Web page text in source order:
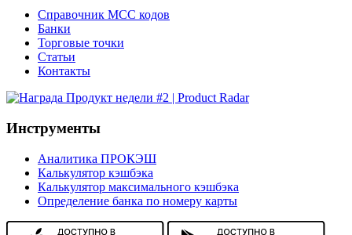
Справочник MCC кодов
Банки
Торговые точки
Статьи
Контакты
Инструменты
Аналитика ПРОКЭШ
Калькулятор кэшбэка
Калькулятор максимального кэшбэка
Определение банка по номеру карты